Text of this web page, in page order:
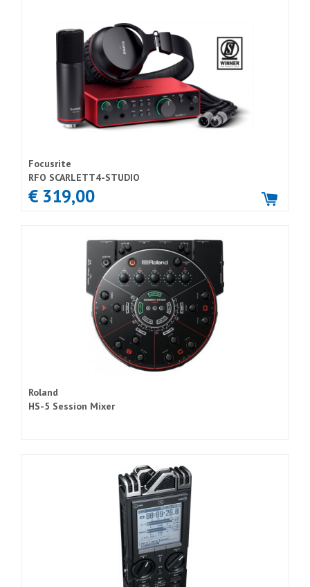
Focusrite
RFO SCARLETT4-STUDIO
€ 319,00
Roland
HS-5 Session Mixer